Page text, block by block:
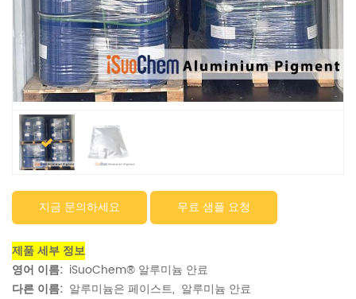
지금 문의하세요 무료 샘플 요청
제품 세부 정보
영어 이름: iSuoChem® 알루미늄 안료
다른 이름: 알루미늄은 페이스트, 알루미늄 안료